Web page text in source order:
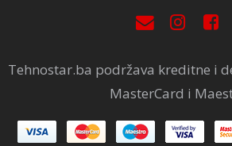
Tehnostar.ba podržava kreditne i
MasterCard i